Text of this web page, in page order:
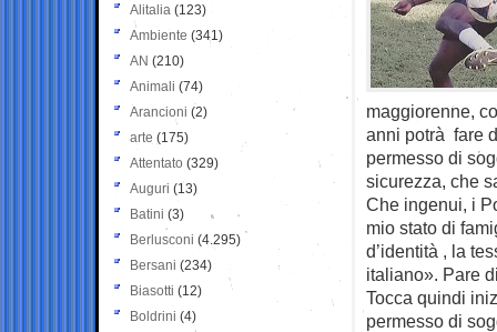
maggiorenne,
anni potrà fare
permesso di
sicurezza, che
Che ingenui, i
mio stato di
d’identità , la
italiano». Pare
Tocca quindi
permesso di
Alitalia (123)
Ambiente (341)
AN (210)
Animali (74)
Arancioni (2)
arte (175)
Attentato (329)
Auguri (13)
Batini (3)
Berlusconi (4.295)
Bersani (234)
Biasotti (12)
Boldrini (4)